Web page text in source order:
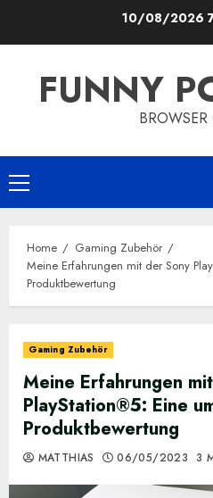
10/08/2026
FUNNY
Primary
Menu
Home
Gaming Zubehör
Meine Erfahrungen mit der Sony
Produktbewertung
Gaming Zubehör
Meine Erfahrungen
PlayStation®5: Eine
Produktbewertung
MATTHIAS 06/05/2023 3